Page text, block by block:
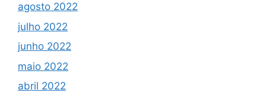
agosto 2022
julho 2022
junho 2022
maio 2022
abril 2022